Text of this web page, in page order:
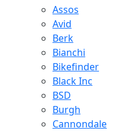
Assos
Avid
Berk
Bianchi
Bikefinder
Black Inc
BSD
Burgh
Cannondale